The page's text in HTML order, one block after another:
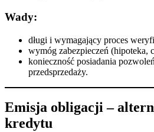
Wady:
długi i wymagający proces
wymóg zabezpieczeń (hipoteka,
konieczność posiadania
przedsprzedaży.
Emisja obligacji –
kredytu